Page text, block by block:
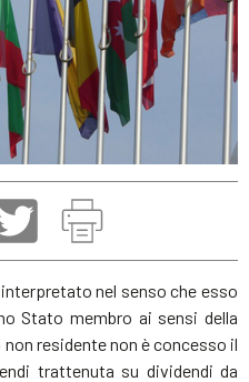
interpretato nel senso che esso
Stato membro ai sensi della
residente non è concesso il
trattenuta su dividendi da